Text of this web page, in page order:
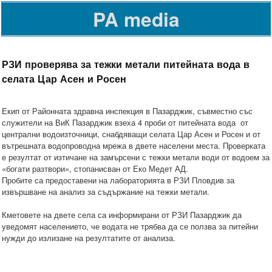
PA media
РЗИ проверява за тежки метали питейната вода в
селата Цар Асен и Росен
Екип от Районната здравна инспекция в Пазарджик, съвместно със
служители на ВиК Пазарджик взеха 4 проби от питейната вода от
централни водоизточници, снабдяващи селата Цар Асен и Росен и от
вътрешната водопроводна мрежа в двете населени места. Проверката
е резултат от изтичане на замърсени с тежки метали води от водоем за
«богати разтвори», стопанисван от Еко Медет АД.
Пробите са предоставени на лабораторията в РЗИ Пловдив за
извършване на анализ за съдържание на тежки метали.
Кметовете на двете села са информирани от РЗИ Пазарджик да
уведомят населението, че водата не трябва да се ползва за питейни
нужди до излизане на резултатите от анализа.